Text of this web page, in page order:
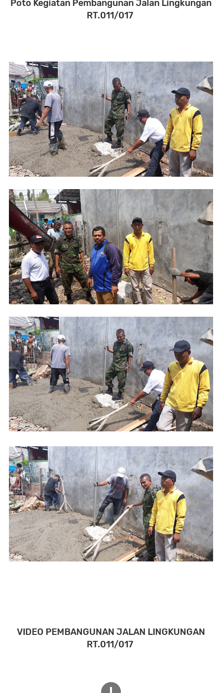
Poto Kegiatan Pembangunan Jalan Lingkungan
RT.011/017
VIDEO PEMBANGUNAN JALAN LINGKUNGAN
RT.011/017